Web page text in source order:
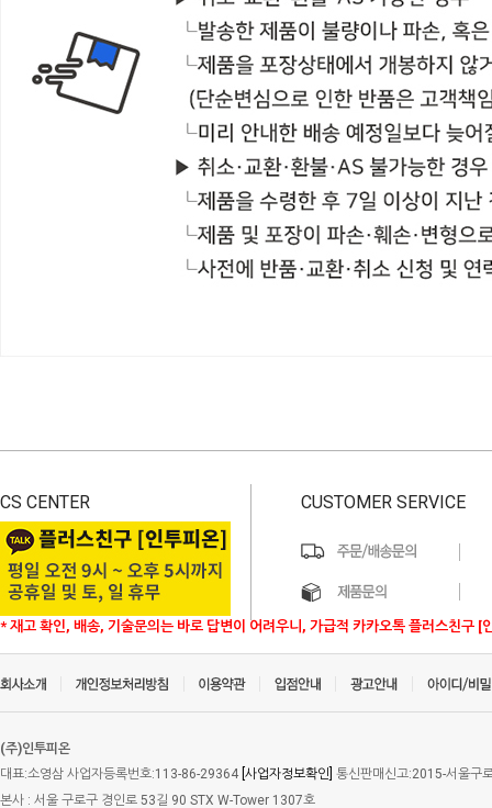
CS CENTER
* 재고 확인, 배송, 기술문의는 바로 답변이 어려우니, 가급적 카카오톡 플러스친구 [
CUSTOMER SERVICE
(주)인투피온
대표:소영삼 사업자등록번호:113-86-29364 [사업자정보확인] 통신판매신고:2015-서울구
본사 : 서울 구로구 경인로 53길 90 STX W-Tower 1307호